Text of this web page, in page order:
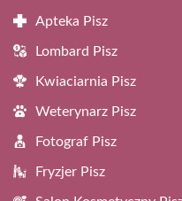
Apteka Pisz
Lombard Pisz
Kwiaciarnia Pisz
Weterynarz Pisz
Fotograf Pisz
Fryzjer Pisz